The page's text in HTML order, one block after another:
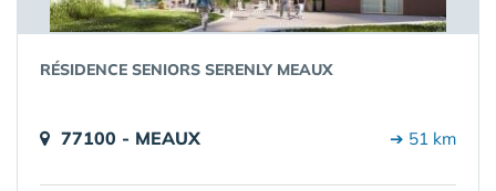
RÉSIDENCE SENIORS SERENLY MEAUX
77100 - MEAUX ➔ 51 km